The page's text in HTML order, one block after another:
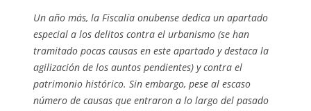
Un año más, la Fiscalía onubense dedica un apartado
especial a los delitos contra el urbanismo (se han
tramitado pocas causas en este apartado y destaca la
agilización de los auntos pendientes) y contra el
patrimonio histórico. Sin embargo, pese al escaso
número de causas que entraron a lo largo del pasado